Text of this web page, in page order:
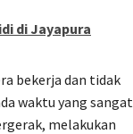
di Jayapura
bekerja dan tidak
waktu yang sangat
melakukan